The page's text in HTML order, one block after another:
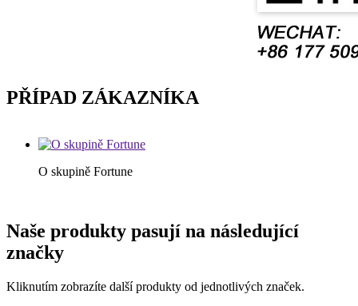
PŘÍPAD ZÁKAZNÍKA
O skupině Fortune
Naše produkty pasují na následující
značky
Kliknutím zobrazíte další produkty od jednotlivých značek.